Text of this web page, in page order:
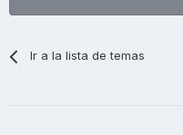
Ir a la lista de temas